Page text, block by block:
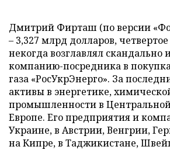
Дмитрий Фирташ (по версии
– 3,327 млрд долларов,
некогда возглавлял скандально
компанию-посредника в
газа «РосУкрЭнерго». За
активы в энергетике,
промышленности в
Европе. Его предприятия и
Украине, в Австрии, Венгрии,
на Кипре, в Таджикистане,